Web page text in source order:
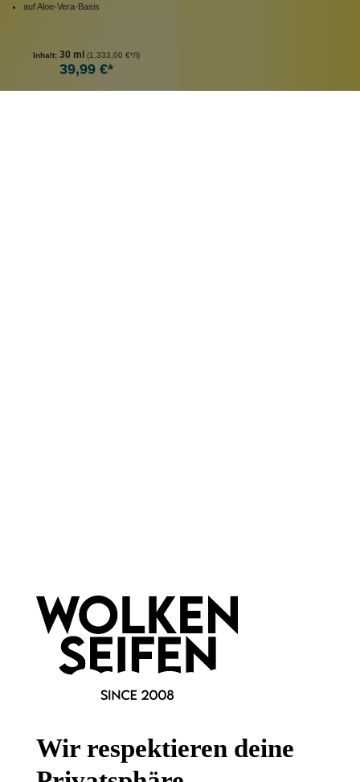
auf Aloe-Vera-Basis
Inhalt: 30 ml (1.333,00 €*/l)
39,99 €*
Vertrag widerrufen
* Alle Preise inkl. gesetzl. Mehrwertsteuer zzgl.
wenn nicht anders angegeben.
Wir respektieren deine